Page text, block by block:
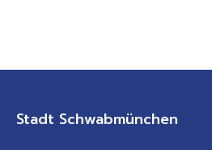
Stadt Schwabmünchen